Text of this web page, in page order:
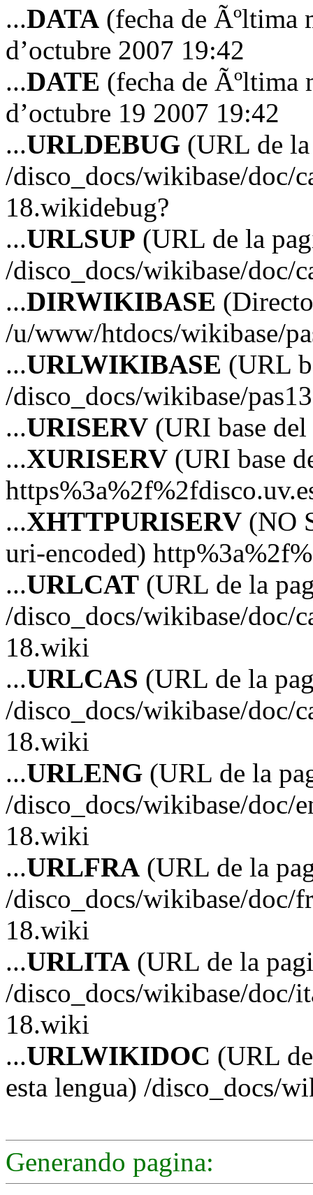
...DATA (fecha de Ãºltima
d’octubre 2007 19:42
...DATE (fecha de
d’octubre 19 2007 19:42
...URLDEBUG (URL de
/disco_docs/wikibase/doc/
18.wikidebug?
...URLSUP (URL de la
/disco_docs/wikibase/doc/
...DIRWIKIBASE
/u/www/htdocs/wikibase/
...URLWIKIBASE (URL
/disco_docs/wikibase/pas13
...URISERV (URI base
...XURISERV (URI base
...XHTTPURISERV (NO
uri-encoded)
...URLCAT (URL de la
/disco_docs/wikibase/doc/
18.wiki
...URLCAS (URL de la
/disco_docs/wikibase/doc/
18.wiki
...URLENG (URL de la
/disco_docs/wikibase/doc/
18.wiki
...URLFRA (URL de la
/disco_docs/wikibase/doc/
18.wiki
...URLITA (URL de la
/disco_docs/wikibase/doc/
18.wiki
...URLWIKIDOC (URL
esta lengua) /disco_docs/
Generando pagina: